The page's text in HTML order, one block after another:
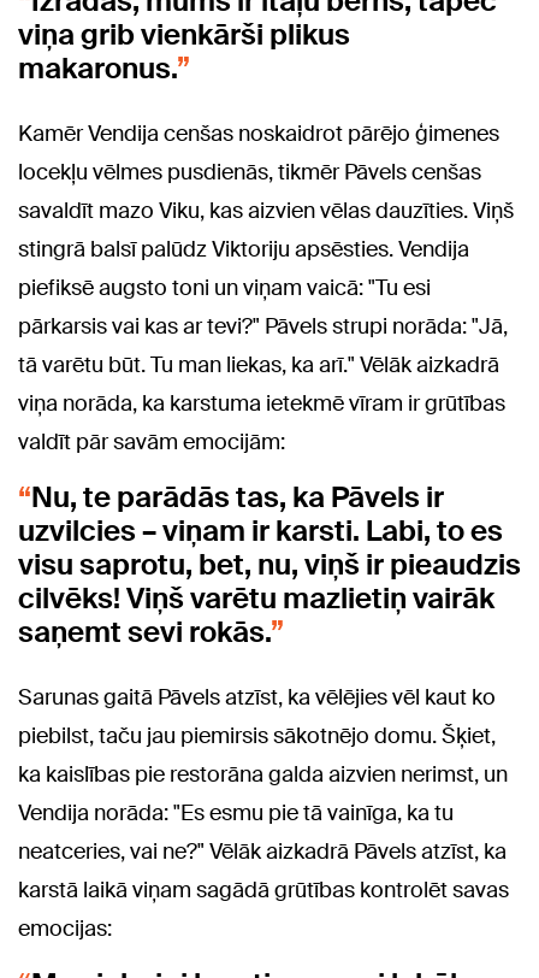
viņa grib vienkārši plikus
makaronus.
Kamēr Vendija cenšas noskaidrot pārējo ģimenes
locekļu vēlmes pusdienās, tikmēr Pāvels cenšas
savaldīt mazo Viku, kas aizvien vēlas dauzīties. Viņš
stingrā balsī palūdz Viktoriju apsēsties. Vendija
piefiksē augsto toni un viņam vaicā: "Tu esi
pārkarsis vai kas ar tevi?" Pāvels strupi norāda: "Jā,
tā varētu būt. Tu man liekas, ka arī." Vēlāk aizkadrā
viņa norāda, ka karstuma ietekmē vīram ir grūtības
valdīt pār savām emocijām:
Nu, te parādās tas, ka Pāvels ir
uzvilcies – viņam ir karsti. Labi, to es
visu saprotu, bet, nu, viņš ir pieaudzis
cilvēks! Viņš varētu mazlietiņ vairāk
saņemt sevi rokās.
Sarunas gaitā Pāvels atzīst, ka vēlējies vēl kaut ko
piebilst, taču jau piemirsis sākotnējo domu. Šķiet,
ka kaislības pie restorāna galda aizvien nerimst, un
Vendija norāda: "Es esmu pie tā vainīga, ka tu
neatceries, vai ne?" Vēlāk aizkadrā Pāvels atzīst, ka
karstā laikā viņam sagādā grūtības kontrolēt savas
emocijas: